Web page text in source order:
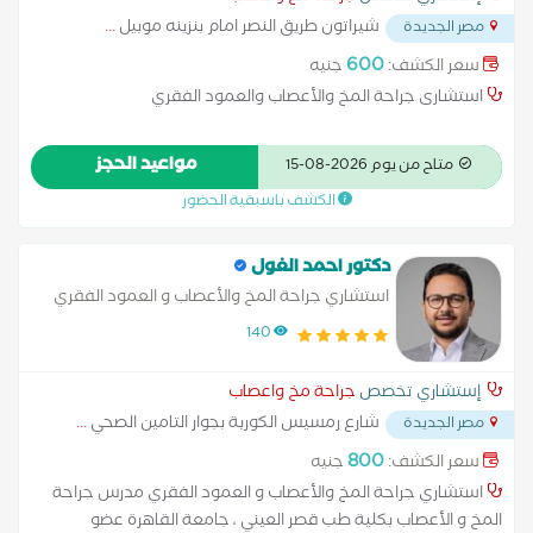
للعمود الفقري وقاع الجمجمة، بالميكروسكوب والمنظار * أكثر من
550 مشاركة دولية في فعاليات جراحة الأعصاب والعمود الفقري،
سواء كرئيس أو رئيس مشارك أو عضو هيئة تدريس أو متحدث أو عضو
تحت رعاية أكاديمية (EWNC) * ساعد أكثر من 150 من زملاء التخصص
فى الحصول على زمالات في مراكز مرموقة متعددة في جميع أنحاء
والعمود الفقري * والعديد والعديد من المشاركات الدولية الأخرى فى
مجال تعليم جراحات المخ والأعصاب والعمود الفقري
مصر الجديدة شيراتون طريق النصر امام بنزينه موبيل...
سعر الكشف:600 جنيه
استشارى جراحة المخ والأعصاب والعمود الفقري
متاح من يوم 2026-08-15 مواعيد الحجز
الكشف باسبقية الحضور
دكتور احمد الغول
استشاري جراحة المخ والأعصاب و العمود الفقري
140
إستشاري تخصص جراحة مخ واعصاب
مصر الجديدة شارع رمسيس الكوربة بجوار التامين الصحي...
سعر الكشف:800جنيه
استشاري جراحة المخ والأعصاب و العمود الفقري مدرس جراحة
المخ و الأعصاب بكلية طب قصر العيني ، جامعة القاهرة عضو